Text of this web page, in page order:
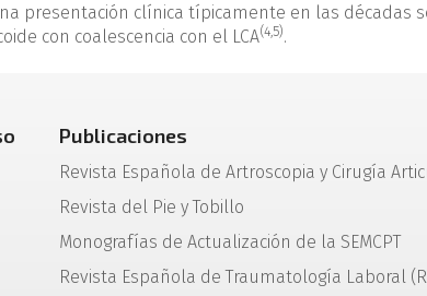
presentación clínica típicamente en las décadas
con coalescencia con el LCA(4,5).
Publicaciones
Revista Española de Artroscopia y Cirugía
Revista del Pie y Tobillo
Monografías de Actualización de la SEMCPT
Revista Española de Traumatología Laboral